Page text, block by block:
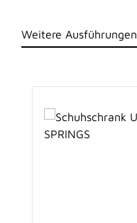
Weitere Ausführungen